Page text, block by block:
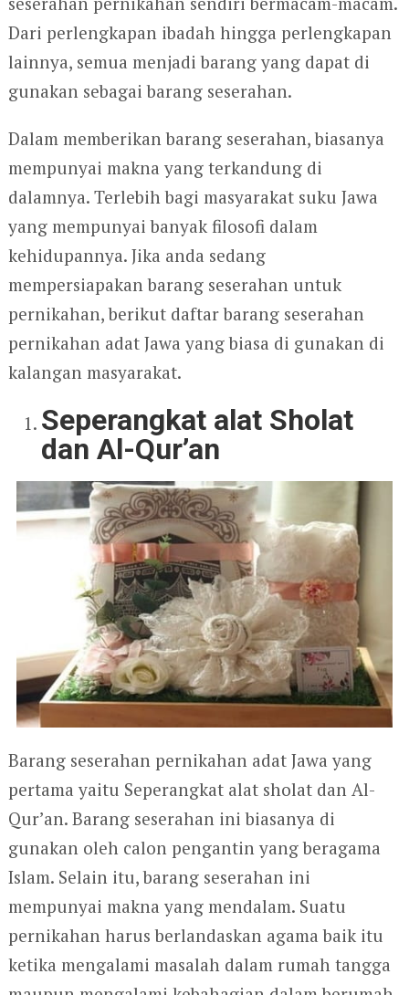
Dari perlengkapan ibadah hingga perlengkapan
lainnya, semua menjadi barang yang dapat di
gunakan sebagai barang seserahan.
Dalam memberikan barang seserahan, biasanya
mempunyai makna yang terkandung di
dalamnya. Terlebih bagi masyarakat suku Jawa
yang mempunyai banyak filosofi dalam
kehidupannya. Jika anda sedang
mempersiapakan barang seserahan untuk
pernikahan, berikut daftar barang seserahan
pernikahan adat Jawa yang biasa di gunakan di
kalangan masyarakat.
Seperangkat alat Sholat
dan Al-Qur’an
Barang seserahan pernikahan adat Jawa yang
pertama yaitu Seperangkat alat sholat dan Al-
Qur’an. Barang seserahan ini biasanya di
gunakan oleh calon pengantin yang beragama
Islam. Selain itu, barang seserahan ini
mempunyai makna yang mendalam. Suatu
pernikahan harus berlandaskan agama baik itu
ketika mengalami masalah dalam rumah tangga